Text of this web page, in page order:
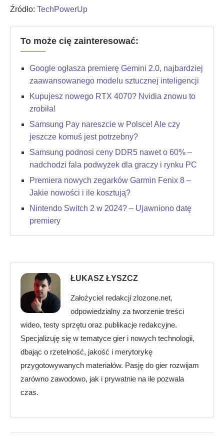
Źródło: TechPowerUp
To może cię zainteresować:
Google ogłasza premierę Gemini 2.0, najbardziej
zaawansowanego modelu sztucznej inteligencji
Kupujesz nowego RTX 4070? Nvidia znowu to
zrobiła!
Samsung Pay nareszcie w Polsce! Ale czy
jeszcze komuś jest potrzebny?
Samsung podnosi ceny DDR5 nawet o 60% –
nadchodzi fala podwyżek dla graczy i rynku PC
Premiera nowych zegarków Garmin Fenix 8 –
Jakie nowości i ile kosztują?
Nintendo Switch 2 w 2024? – Ujawniono datę
premiery
ŁUKASZ ŁYSZCZ
Założyciel redakcji zlozone.net,
odpowiedzialny za tworzenie treści
wideo, testy sprzętu oraz publikacje redakcyjne.
Specjalizuję się w tematyce gier i nowych technologii,
dbając o rzetelność, jakość i merytorykę
przygotowywanych materiałów. Pasję do gier rozwijam
zarówno zawodowo, jak i prywatnie na ile pozwala
czas.